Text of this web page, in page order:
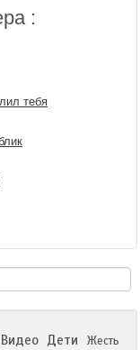
:
тебя
Видео Дети
Жесть